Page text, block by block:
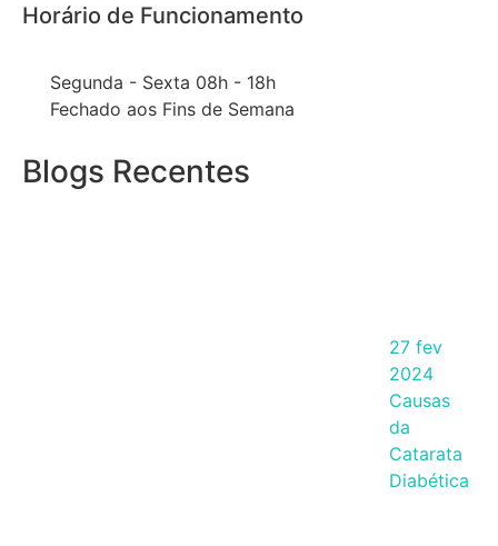
Horário de Funcionamento
Segunda - Sexta 08h - 18h
Fechado aos Fins de Semana
Blogs Recentes
27 fev
2024
Causas
da
Catarata
Diabética